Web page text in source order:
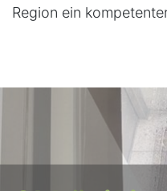
Region ein